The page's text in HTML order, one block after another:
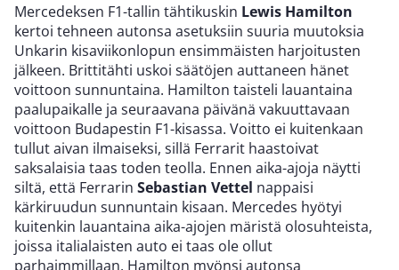
Mercedeksen F1-tallin tähtikuskin Lewis Hamilton
kertoi tehneen autonsa asetuksiin suuria muutoksia
Unkarin kisaviikonlopun ensimmäisten harjoitusten
jälkeen. Brittitähti uskoi säätöjen auttaneen hänet
voittoon sunnuntaina. Hamilton taisteli lauantaina
paalupaikalle ja seuraavana päivänä vakuuttavaan
voittoon Budapestin F1-kisassa. Voitto ei kuitenkaan
tullut aivan ilmaiseksi, sillä Ferrarit haastoivat
saksalaisia taas toden teolla. Ennen aika-ajoja näytti
siltä, että Ferrarin Sebastian Vettel nappaisi
kärkiruudun sunnuntain kisaan. Mercedes hyötyi
kuitenkin lauantaina aika-ajojen märistä olosuhteista,
joissa italialaisten auto ei taas ole ollut
parhaimmillaan. Hamilton myönsi autonsa